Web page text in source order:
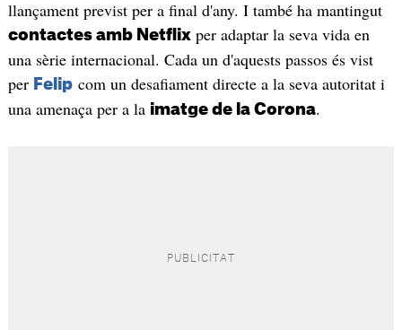
llançament previst per a final d'any. I també ha mantingut
contactes amb Netflixper adaptar la seva vida en
una sèrie internacional. Cada un d'aquests passos és vist
per Felipcom un desafiament directe a la seva autoritat i
una amenaça per a la imatge de la Corona.